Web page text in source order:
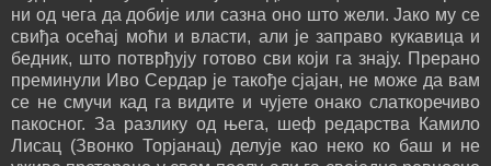
ни од чега да добије или сазна оно што жели. Јако му се
свиђа осећај моћи и власти, али је заправо кукавица и
бедник, што потврђују готово сви који га знају. Прерано
преминули Иво Сердар је такође сјајан, не може да вам
се не смучи кад га видите и чујете онако слаткоречиво
пакосног. За разлику од њега, шеф редарства Камило
Лисац (Звонко Торјанац) делује као неко ко баш и не